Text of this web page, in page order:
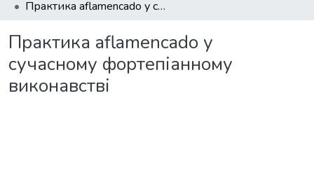
Практика aflamencado у сучасному фортепіанному виконавстві
Практика aflamencado у
сучасному фортепіанному
виконавстві